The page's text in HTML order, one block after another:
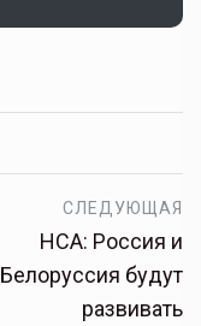
СЛЕДУЮЩАЯ
НСА: Россия и
Белоруссия будут
развивать